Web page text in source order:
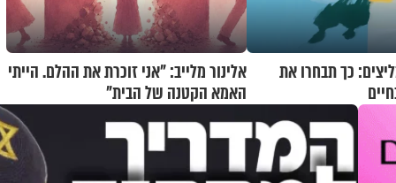
כך תבחרו את
אלינור מלייב: "אני זוכרת את ההלם. הייתי
האמא הקטנה של הבית"